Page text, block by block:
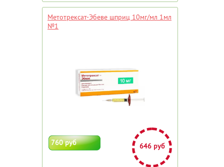
Метотрексат-Эбеве шприц 10мг/мл 1мл
№1
760 руб 646 руб